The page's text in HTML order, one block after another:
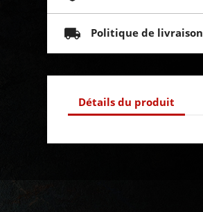
Politique de livraison
Détails du produit